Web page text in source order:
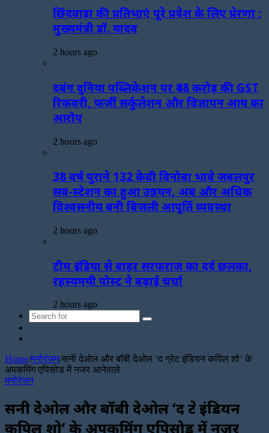
छिंदवाड़ा की प्रतिभाएं पूरे प्रदेश के लिए प्रेरणा :
मुख्यमंत्री डॉ. यादव
2 hours ago
दबंग दुनिया पब्लिकेशन पर ₹48 करोड़ की GST
रिकवरी, फर्जी सर्कुलेशन और विज्ञापन आय का
आरोप
2 hours ago
38 वर्ष पुराने 132 केवी विनोबा भावे जबलपुर
सब-स्टेशन का हुआ उन्नयन, अब और अधिक
विश्वसनीय बनी बिजली आपूर्ति व्यवस्था
2 hours ago
टीम इंडिया से बाहर सरफराज का दर्द छलका,
रहस्यमयी पोस्ट ने बढ़ाई चर्चा
2 hours ago
Search
Home/मनोरंजन/सनी देओल और बॉबी देओल ‘द ग्रेट इंडियन कपिल शो’ के
अपकमिंग एपिसोड में नजर आनेवाले
मनोरंजन
सनी देओल और बॉबी देओल ‘द ग्रेट इंडियन
कपिल शो’ के अपकमिंग एपिसोड में नजर